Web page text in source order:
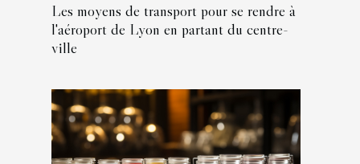
Les moyens de transport pour se rendre à
l'aéroport de Lyon en partant du centre-
ville